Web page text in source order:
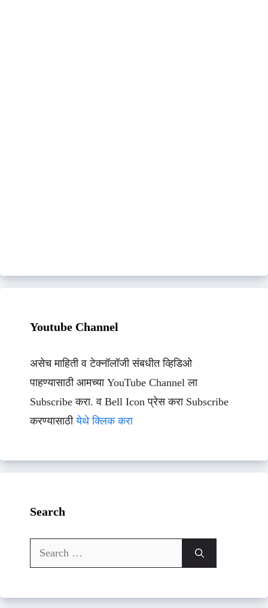
Youtube Channel
असेच माहिती व टेक्नॉलॉजी संबधीत व्हिडिओ
पाहण्यासाठी आमच्या YouTube Channel ला
Subscribe करा. व Bell Icon प्रेस करा Subscribe
करण्यासाठीयेथे क्लिक करा
Search
Search
for: